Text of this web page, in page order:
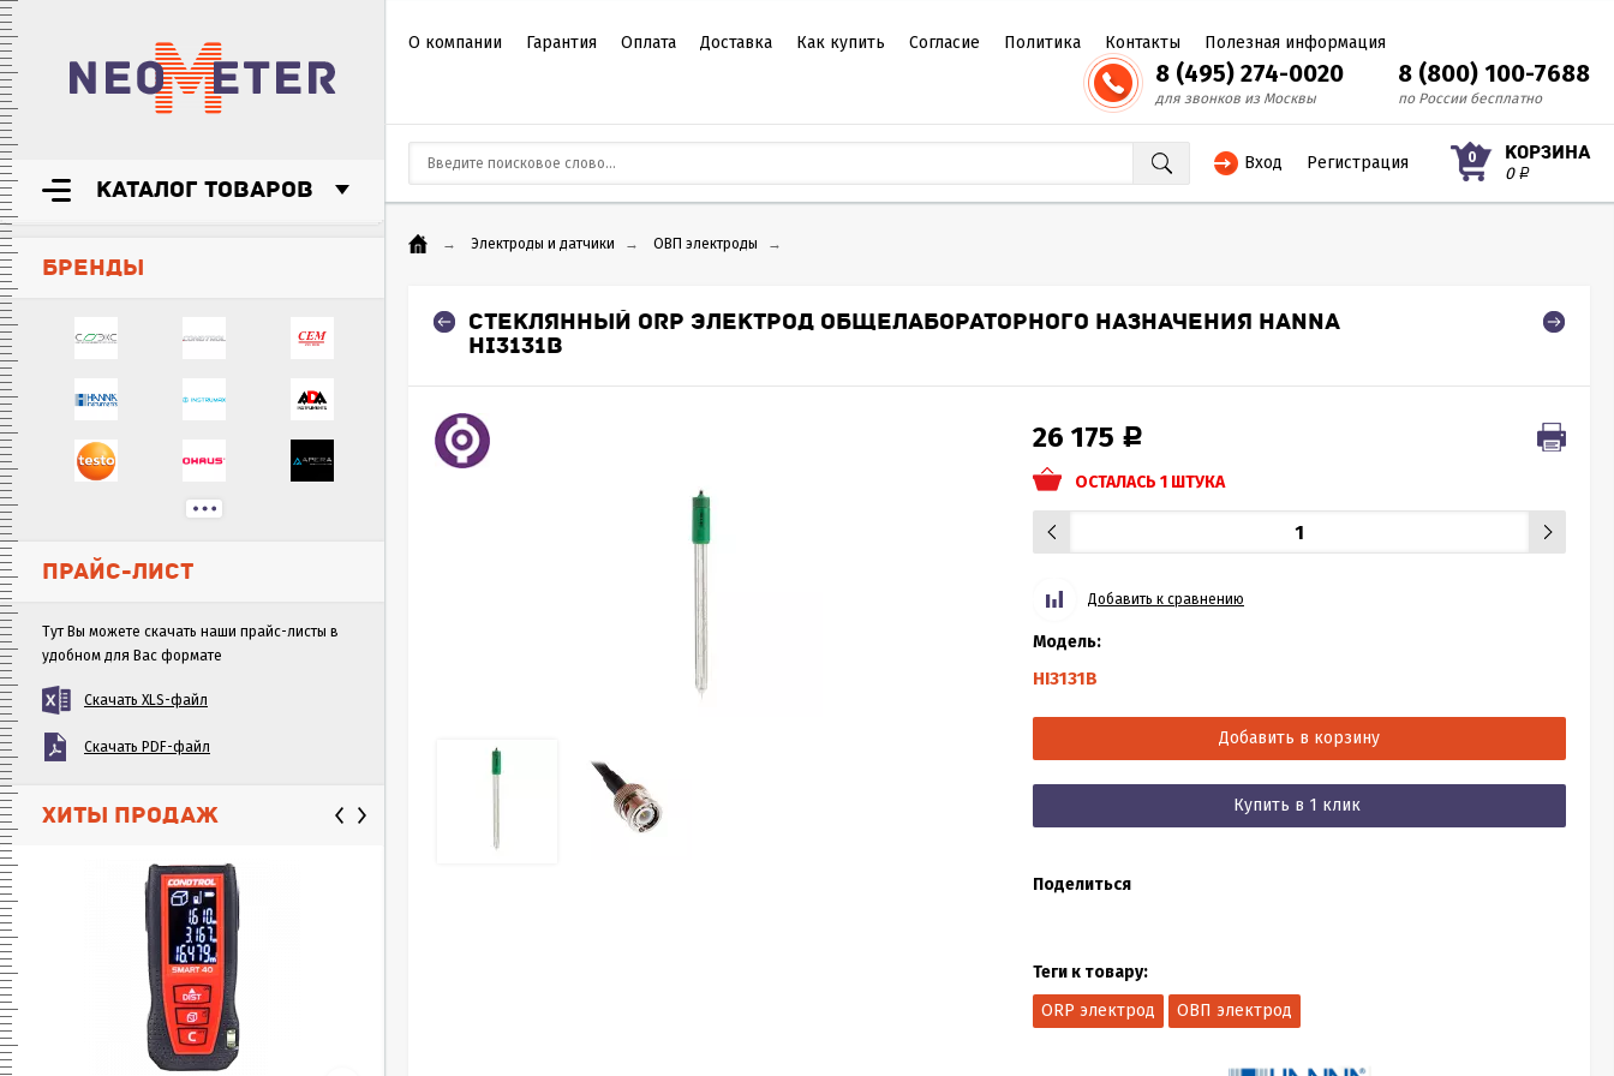
КАТАЛОГ ТОВАРОВ
БРЕНДЫ
ПРАЙС-ЛИСТ
Тут Вы можете скачать наши прайс-листы в
удобном для Вас формате
Скачать XLS-файл
Скачать PDF-файл
ХИТЫ ПРОДАЖ
О компании Гарантия Оплата Доставка Как купить Согласие Политика Контакты Полезная информация
8 (495) 274-0020
для звонков из Москвы
8 (800) 100-7688
по России бесплатно
Вход Регистрация 0 КОРЗИНА
0 Р
→ Электроды и датчики → ОВП электроды →
СТЕКЛЯННЫЙ ORP ЭЛЕКТРОД ОБЩЕЛАБОРАТОРНОГО НАЗНАЧЕНИЯ HANNA
HI3131B
26 175 Р
ОСТАЛАСЬ 1 ШТУКА
Добавить к сравнению
Модель:
HI3131B
Добавить в корзину
Купить в 1 клик
Поделиться
Теги к товару:
ORP электрод
ОВП электрод